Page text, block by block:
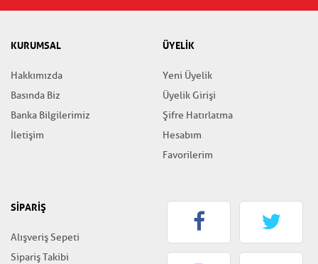
KURUMSAL
Hakkımızda
Basında Biz
Banka Bilgilerimiz
İletişim
ÜYELİK
Yeni Üyelik
Üyelik Girişi
Şifre Hatırlatma
Hesabım
Favorilerim
SİPARİŞ
Alışveriş Sepeti
Sipariş Takibi